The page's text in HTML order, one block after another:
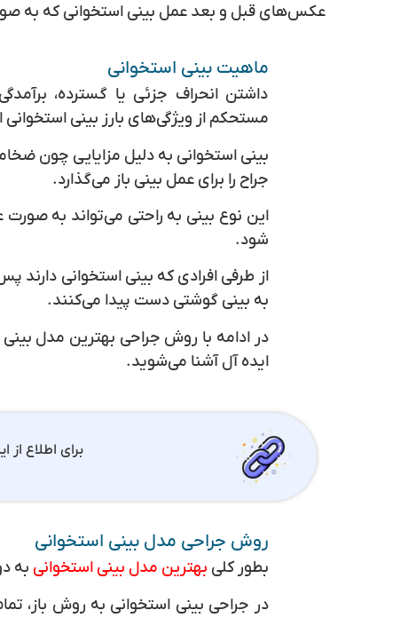
عکس‌های قبل و بعد عمل بینی استخوانی که به
ماهیت بینی استخوانی
داشتن انحراف جزئی یا گسترده،
مستحکم از ویژگی‌های بارز بینی
بینی استخوانی به دلیل مزایایی
جراح را برای عمل بینی باز می‌گذارد.
این نوع بینی به راحتی می‌تواند به
شود.
از طرفی افرادی که بینی استخوانی
به بینی گوشتی دست پیدا می‌کنند.
در ادامه با روش جراحی بهترین مدل
ایده آل آشنا می‌شوید.
برای اطلاع
روش جراحی مدل بینی استخوانی
بطور کلی بهترین مدل بینی استخوانی به
در جراحی بینی استخوانی به روش باز،